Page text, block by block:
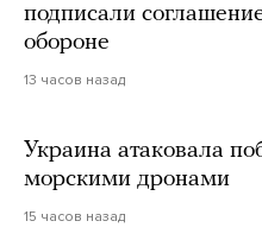
подписали
обороне
13 часов назад
Украина атаковала
морскими дронами
15 часов назад